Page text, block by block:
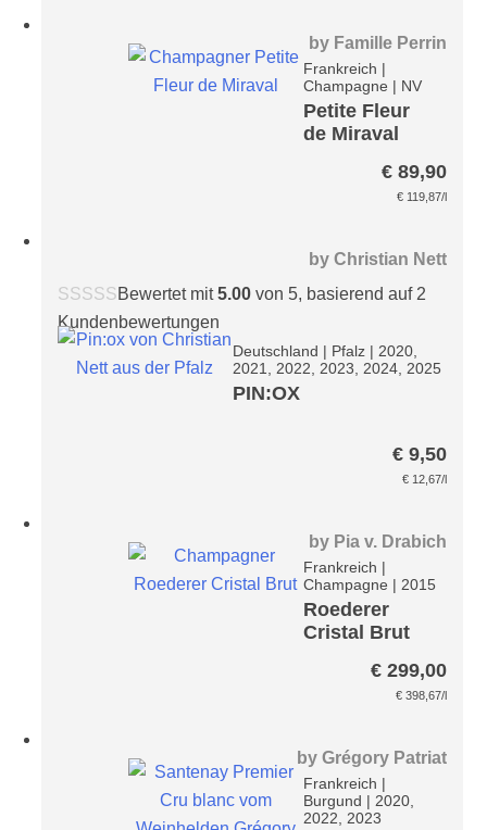
by Famille Perrin
Frankreich |
Champagne | NV
Petite Fleur
de Miraval
Rosé Brut
€ 89,90
€ 119,87/l
byChristian Nett
Bewertet mit5.00von 5, basierend auf 2
Kundenbewertungen
Deutschland | Pfalz | 2020,
2021, 2022, 2023, 2024, 2025
PIN:OX
€ 9,50
€ 12,67/l
by Pia v. Drabich
Frankreich |
Champagne | 2015
Roederer
Cristal Brut
€ 299,00
€ 398,67/l
byGrégory Patriat
Frankreich |
Burgund | 2020,
2022, 2023